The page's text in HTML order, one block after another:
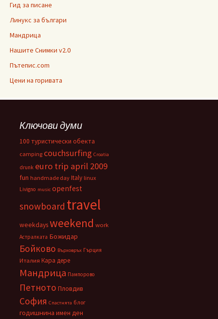
Гид за писане
Линукс за българи
Мандрица
Нашите Снимки v2.0
Пътепис.com
Цени на горивата
Ключови думи
100 туристически обекта
camping couchsurfing Croatia
drunk euro trip april 2009
fun handmade day Italy linux
Livigno music openfest
snowboard travel
weekdaysweekend work
Астралката Божидар
Бойково Върховръх Гърция
Италия Кара дере
Мандрица Пампорово
Петното Пловдив
София Спастнята блог
годишнина имен ден